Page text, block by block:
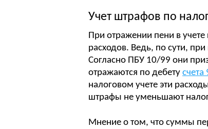
Учет штрафов по
При отражении пени в учете
расходов. Ведь, по сути,
Согласно ПБУ 10/99 они
отражаются по дебету
налоговом учете эти
штрафы не уменьшают
Мнение о том, что суммы